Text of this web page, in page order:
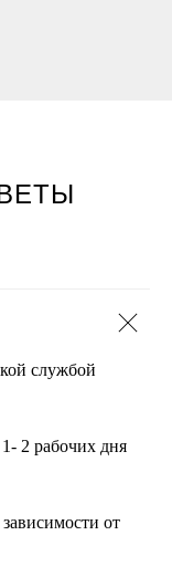
службой
2 рабочих дня
от